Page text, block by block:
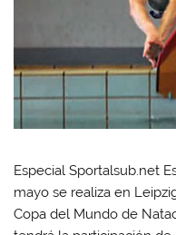
Especial Sportalsub.net
mayo se realiza en
Copa del Mundo de